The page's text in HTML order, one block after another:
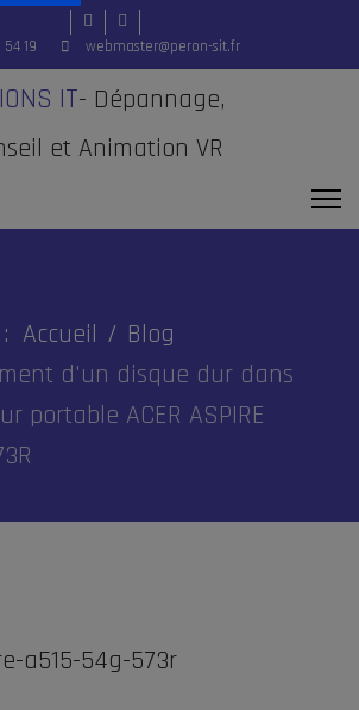
19 webmaster@peron-sit.fr
IT- Dépannage,
et Animation VR
Accueil
Blog
d'un disque dur dans
portable ACER ASPIRE